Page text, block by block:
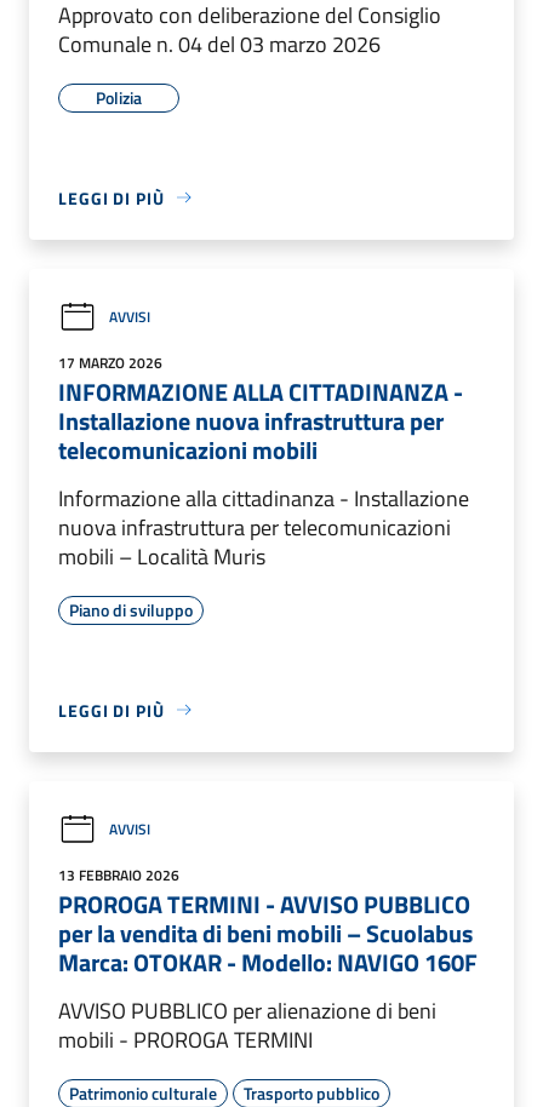
Approvato con deliberazione del Consiglio
Comunale n. 04 del 03 marzo 2026
Polizia
LEGGI DI PIÙ
AVVISI
17 MARZO 2026
INFORMAZIONE ALLA CITTADINANZA -
Installazione nuova infrastruttura per
telecomunicazioni mobili
Informazione alla cittadinanza - Installazione
nuova infrastruttura per telecomunicazioni
mobili – Località Muris
Piano di sviluppo
LEGGI DI PIÙ
AVVISI
13 FEBBRAIO 2026
PROROGA TERMINI - AVVISO PUBBLICO
per la vendita di beni mobili – Scuolabus
Marca: OTOKAR - Modello: NAVIGO 160F
AVVISO PUBBLICO per alienazione di beni
mobili - PROROGA TERMINI
Patrimonio culturale Trasporto pubblico